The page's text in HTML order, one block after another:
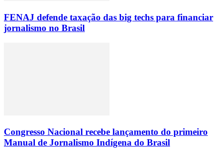
FENAJ defende taxação das big techs para financiar
jornalismo no Brasil
Congresso Nacional recebe lançamento do primeiro
Manual de Jornalismo Indígena do Brasil